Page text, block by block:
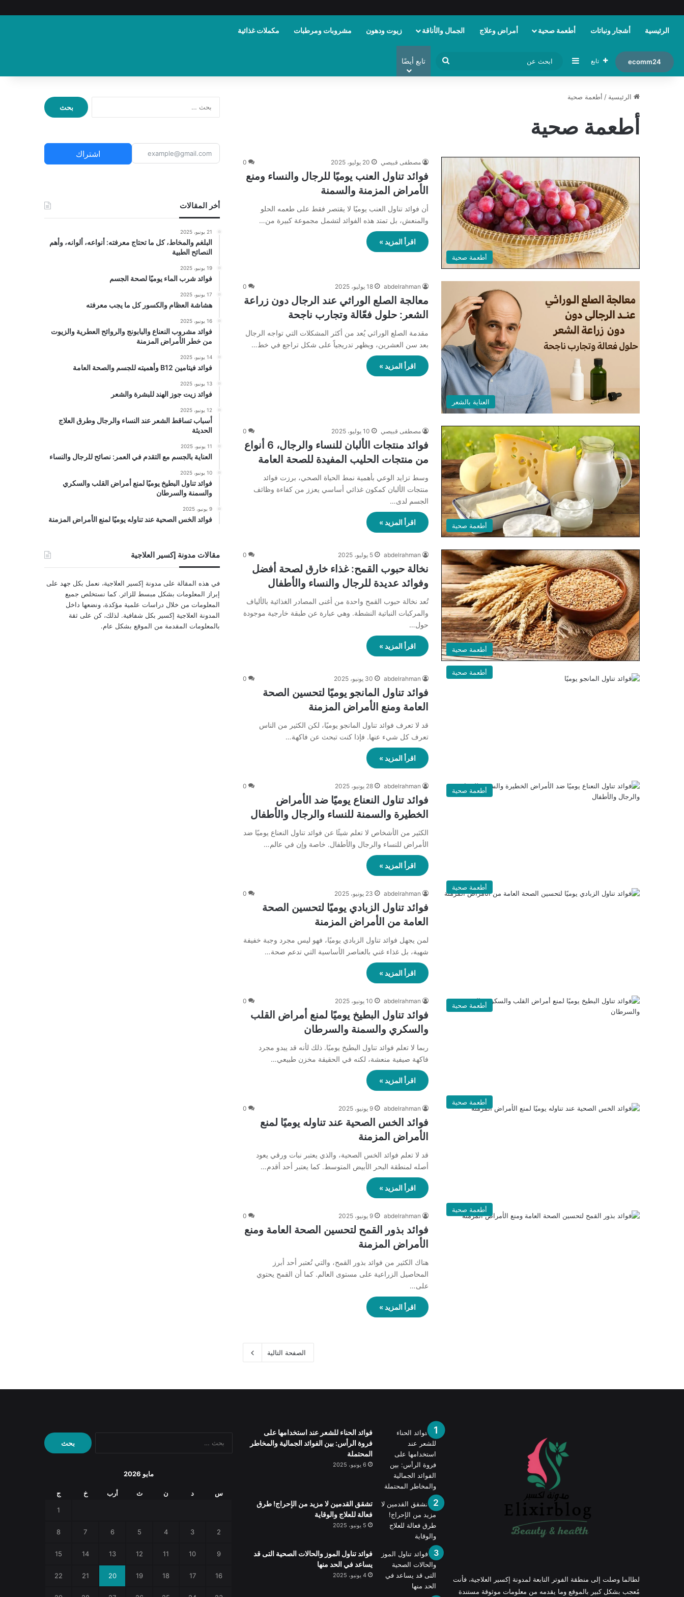
الرئيسية أشجار ونباتات أطعمة صحية أمراض وعلاج الجمال والأناقة زيوت ودهون مشروبات ومرطبات مكملات غذائية
ecomm24 تابع إضافة عمود جانبي
عن
تابع أيضًا
الرئيسية / أطعمة صحية
أطعمة صحية
أطعمة صحية
مصطفى قبيصي 20 يوليو، 2025 0
فوائد تناول العنب يوميًا للرجال والنساء ومنع
الأمراض المزمنة والسمنة
أن فوائد تناول العنب يوميًا لا يقتصر فقط على طعمه الحلو
والمنعش، بل تمتد هذه الفوائد لتشمل مجموعة كبيرة من…
اقرأ المزيد »
العناية بالشعر
abdelrahman 18 يوليو، 2025 0
معالجة الصلع الوراثي عند الرجال دون زراعة
الشعر: حلول فعّالة وتجارب ناجحة
مقدمة الصلع الوراثي يُعد من أكثر المشكلات التي تواجه الرجال
بعد سن العشرين، ويظهر تدريجياً على شكل تراجع في خط…
اقرأ المزيد »
أطعمة صحية
مصطفى قبيصي 10 يوليو، 2025 0
فوائد منتجات الألبان للنساء والرجال، 6 أنواع
من منتجات الحليب المفيدة للصحة العامة
وسط تزايد الوعي بأهمية نمط الحياة الصحي، برزت فوائد
منتجات الألبان كمكون غذائي أساسي يعزز من كفاءة وظائف
الجسم لدى…
اقرأ المزيد »
أطعمة صحية
abdelrahman 5 يوليو، 2025 0
نخالة حبوب القمح: غذاء خارق لصحة أفضل
وفوائد عديدة للرجال والنساء والأطفال
تُعد نخالة حبوب القمح واحدة من أغنى المصادر الغذائية بالألياف
والمركبات النباتية النشطة. وهي عبارة عن طبقة خارجية موجودة
حول…
اقرأ المزيد »
أطعمة صحية
abdelrahman 30 يونيو، 2025 0
فوائد تناول المانجو يوميًا لتحسين الصحة
العامة ومنع الأمراض المزمنة
قد لا تعرف فوائد تناول المانجو يوميًا، لكن الكثير من الناس
تعرف كل شيء عنها. فإذا كنت تبحث عن فاكهة…
اقرأ المزيد »
أطعمة صحية
abdelrahman 28 يونيو، 2025 0
فوائد تناول النعناع يوميًا ضد الأمراض
الخطيرة والسمنة للنساء والرجال والأطفال
الكثير من الأشخاص لا تعلم شيئًا عن فوائد تناول النعناع يوميًا ضد
الأمراض للنساء والرجال والأطفال. خاصة وإن في عالم…
اقرأ المزيد »
أطعمة صحية
abdelrahman 23 يونيو، 2025 0
فوائد تناول الزبادي يوميًا لتحسين الصحة
العامة من الأمراض المزمنة
لمن يجهل فوائد تناول الزبادي يوميًا، فهو ليس مجرد وجبة خفيفة
شهية، بل غذاء غني بالعناصر الأساسية التي تدعم صحة…
اقرأ المزيد »
أطعمة صحية
abdelrahman 10 يونيو، 2025 0
فوائد تناول البطيخ يوميًا لمنع أمراض القلب
والسكري والسمنة والسرطان
ربما لا تعلم فوائد تناول البطيخ يوميًا. ذلك لأنه قد يبدو مجرد
فاكهة صيفية منعشة، لكنه في الحقيقة مخزن طبيعي…
اقرأ المزيد »
أطعمة صحية
abdelrahman 9 يونيو، 2025 0
فوائد الخس الصحية عند تناوله يوميًا لمنع
الأمراض المزمنة
قد لا تعلم فوائد الخس الصحية، والذي يعتبر نبات ورقي يعود
أصله لمنطقة البحر الأبيض المتوسط. كما يعتبر أحد أقدم…
اقرأ المزيد »
أطعمة صحية
abdelrahman 9 يونيو، 2025 0
فوائد بذور القمح لتحسين الصحة العامة ومنع
الأمراض المزمنة
هناك الكثير من فوائد بذور القمح، والتي تُعتبر أحد أبرز
المحاصيل الزراعية على مستوى العالم. كما أن القمح يحتوي
على…
اقرأ المزيد »
الصفحة التالية
ث
ع
ن
اشتراك
أخر المقالات
21 يونيو، 2025
البلغم والمخاط، كل ما تحتاج معرفته: أنواعه، ألوانه، وأهم
النصائح الطبية
19 يونيو، 2025
فوائد شرب الماء يوميًا لصحة الجسم
17 يونيو، 2025
هشاشة العظام والكسور كل ما يجب معرفته
16 يونيو، 2025
فوائد مشروب النعناع والبابونج والروائح العطرية والزيوت
من خطر الأمراض المزمنة
14 يونيو، 2025
فوائد فيتامين B12 وأهميته للجسم والصحة العامة
13 يونيو، 2025
فوائد زيت جوز الهند للبشرة والشعر
12 يونيو، 2025
أسباب تساقط الشعر عند النساء والرجال وطرق العلاج
الحديثة
11 يونيو، 2025
العناية بالجسم مع التقدم في العمر: نصائح للرجال والنساء
10 يونيو، 2025
فوائد تناول البطيخ يوميًا لمنع أمراض القلب والسكري
والسمنة والسرطان
9 يونيو، 2025
فوائد الخس الصحية عند تناوله يوميًا لمنع الأمراض المزمنة
مقالات مدونة إكسير العلاجية
في هذه المقالة على مدونة إكسير العلاجية، نعمل بكل جهد على
إبراز المعلومات بشكل مبسط للزائر. كما نستخلص جميع
المعلومات من خلال دراسات علمية مؤكدة، ونضعها داخل
المدونة العلاجية إكسير بكل شفافية. لذلك، كن على ثقة
بالمعلومات المقدمة من الموقع بشكل عام.
لطالما وصلت إلى منطقة الفوتر التابعة لمدونة إكسير العلاجية، فأنت
مُعجب بشكل كبير بالموقع وما يقدمه من معلومات موثوقة مستندة
فوائد الحناء للشعر عند استخدامها على
فروة الرأس: بين الفوائد الجمالية والمخاطر
المحتملة
6 يونيو، 2025
تشقق القدمين لا مزيد من الإحراج! طرق
فعالة للعلاج والوقاية
5 يونيو، 2025
فوائد تناول الموز والحالات الصحية التى قد
يساعد في الحد منها
4 يونيو، 2025
البحث
عن:
مايو 2026
س د ن ث أرب خ ج
1
2
3
4
5
6
7
8
9
10
11
12
13
14
15
16
17
18
19
20
21
22